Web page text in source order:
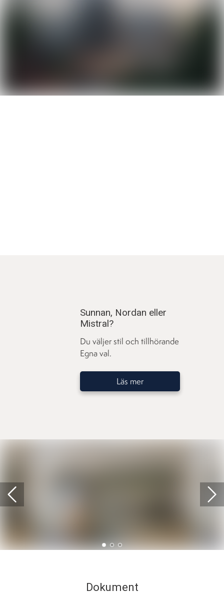
Sunnan, Nordan eller
Mistral?
Du väljer stil och tillhörande
Egna val.
Läs mer
0 1 2
Dokument